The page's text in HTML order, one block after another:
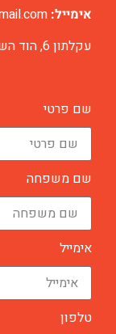
אימייל:
עקלתון 6, הוד השרון
שם פרטי
שם משפחה
אימייל
טלפון